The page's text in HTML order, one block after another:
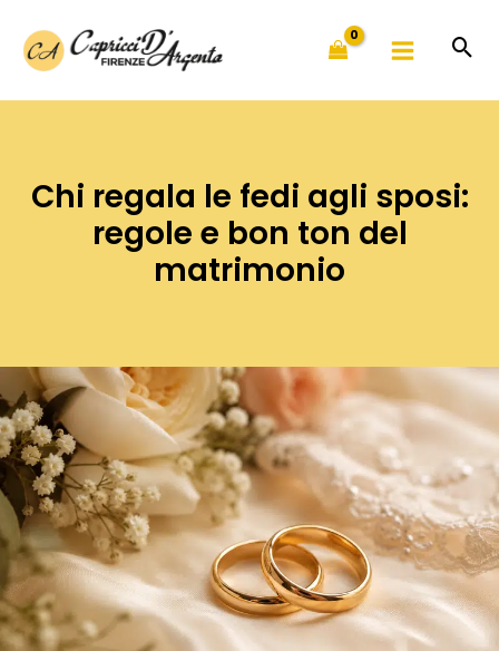
contenuto
Chi regala le fedi agli sposi:
regole e bon ton del
matrimonio